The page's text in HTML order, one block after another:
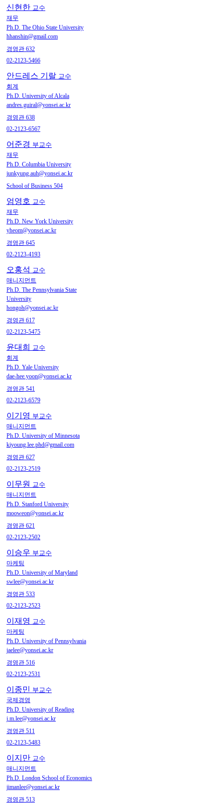
신현한 교수
재무
Ph.D. The Ohio State University
hhanshin@gmail.com
경영관 632
02-2123-5466
안드레스 기랄 교수
회계
Ph.D. University of Alcala
andres.guiral@yonsei.ac.kr
경영관 638
02-2123-6567
어준경 부교수
재무
Ph.D. Columbia University
junkyung.auh@yonsei.ac.kr
School of Business 504
엄영호 교수
재무
Ph.D. New York University
yheom@yonsei.ac.kr
경영관 645
02-2123-4193
오홍석 교수
매니지먼트
Ph.D. The Pennsylvania State
University
hongoh@yonsei.ac.kr
경영관 617
02-2123-5475
윤대희 교수
회계
Ph.D. Yale University
dae-hee.yoon@yonsei.ac.kr
경영관 541
02-2123-6579
이기영 부교수
매니지먼트
Ph.D. University of Minnesota
kiyoung.lee.phd@gmail.com
경영관 627
02-2123-2519
이무원 교수
매니지먼트
Ph.D. Stanford University
mooweon@yonsei.ac.kr
경영관 621
02-2123-2502
이승우 부교수
마케팅
Ph.D. University of Maryland
swlee@yonsei.ac.kr
경영관 533
02-2123-2523
이재영 교수
마케팅
Ph.D. University of Pennsylvania
jaelee@yonsei.ac.kr
경영관 516
02-2123-2531
이종민 부교수
국제경영
Ph.D. University of Reading
j.m.lee@yonsei.ac.kr
경영관 511
02-2123-5483
이지만 교수
매니지먼트
Ph.D. London School of Economics
jimanlee@yonsei.ac.kr
경영관 513